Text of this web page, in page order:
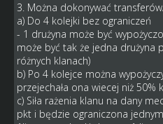
3. Można dokonywać
a) Do 4 kolejki bez ograniczeń
- 1 drużyna może być
może być tak że jedna drużyna
różnych klanach)
b) Po 4 kolejce można
przejechała ona wiecej niż 50%
c) Siła rażenia klanu na dany
pkt i będzie ograniczona